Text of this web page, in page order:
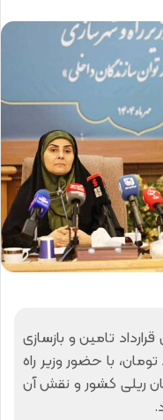
تامین و بازسازی
۱۴۵۰۰ میلیارد تومان، با حضور وزیر راه
ریلی کشور و نقش آن